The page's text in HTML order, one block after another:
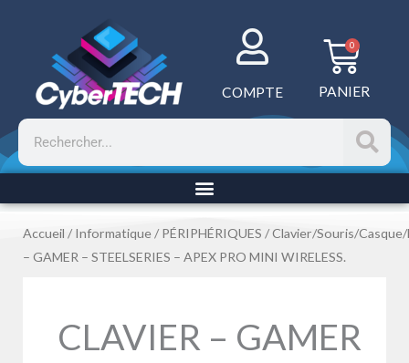
COMPTE
0
PANIER
Rechercher
Accueil /Informatique / PÉRIPHÉRIQUES /Clavier/Souris/
– GAMER – STEELSERIES – APEX PRO MINI WIRELESS.
CLAVIER – GAMER